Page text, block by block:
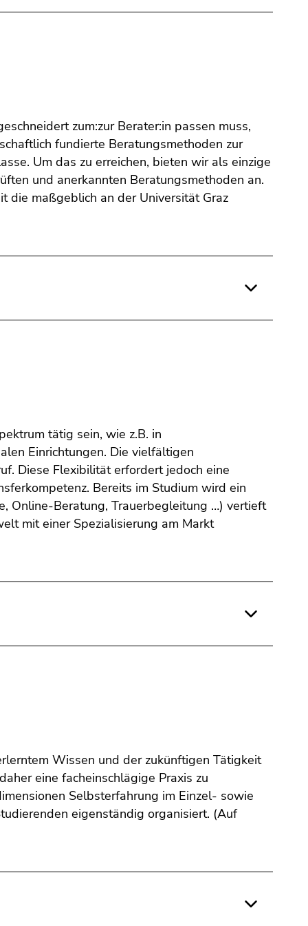
zum:zur Berater:in passen muss,
fundierte Beratungsmethoden zur
Um das zu erreichen, bieten wir als einzige
und anerkannten Beratungsmethoden an.
die maßgeblich an der Universität Graz
tätig sein, wie z.B. in
Einrichtungen. Die vielfältigen
Diese Flexibilität erfordert jedoch eine
Bereits im Studium wird ein
Online-Beratung, Trauerbegleitung …) vertieft
mit einer Spezialisierung am Markt
Wissen und der zukünftigen Tätigkeit
eine facheinschlägige Praxis zu
Selbsterfahrung im Einzel- sowie
eigenständig organisiert. (Auf